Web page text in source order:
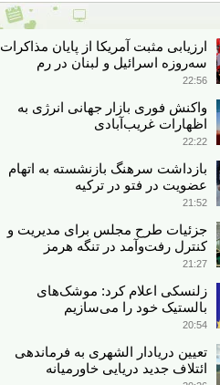
ارزیابی مثبت آمریکا از پایان مذاکرات
سه‌روزه اسرائیل و لبنان در رم
22:56
واکنش فوری بازار جهانی انرژی به
اظهارات غریب‌آبادی
22:22
بازداشت سرهنگ بازنشسته به اتهام
عضویت در فتو در ترکیه
21:52
جزئیات طرح مجلس برای مدیریت و
کنترل رفت‌وآمد در تنگه هرمز
21:27
زلنسکی اعلام کرد: موشک‌های
بالستیک خود را می‌سازیم
20:54
تعیین دریادار الشهری به فرماندهی
ائتلاف جدید دریایی خاورمیانه